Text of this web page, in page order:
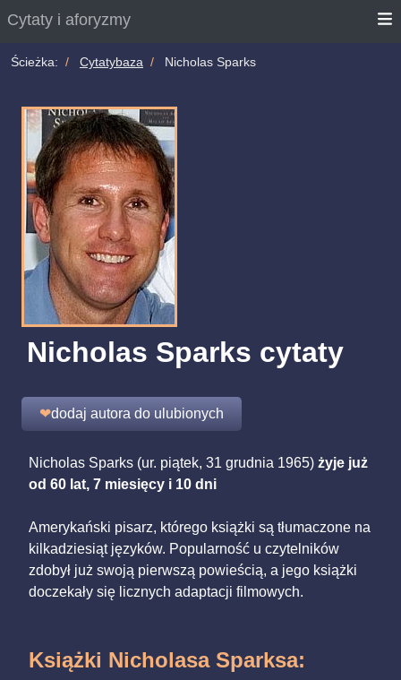
Cytaty i aforyzmy
Ścieżka: Cytatybaza Nicholas Sparks
Nicholas Sparks cytaty
❤dodaj autora do ulubionych
Nicholas Sparks (ur. piątek, 31 grudnia 1965) żyje już
od 60 lat, 7 miesięcy i 10 dni
Amerykański pisarz, którego książki są tłumaczone na
kilkadziesiąt języków. Popularność u czytelników
zdobył już swoją pierwszą powieścią, a jego książki
doczekały się licznych adaptacji filmowych.
Książki Nicholasa Sparksa: